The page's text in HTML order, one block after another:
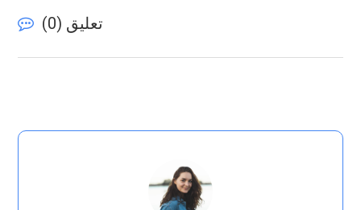
تعليق ( 0
)